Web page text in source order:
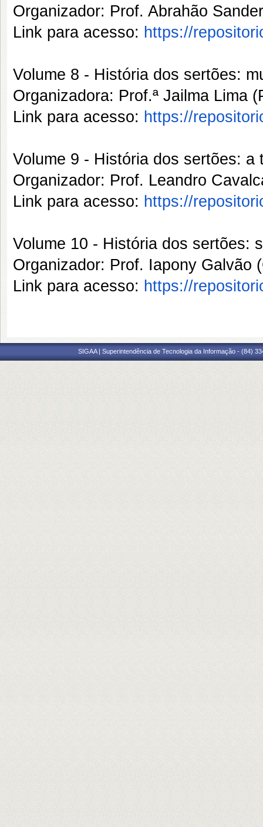
Organizador: Prof. Abrahão
Link para acesso: https://
Volume 8 - História dos sertões:
Organizadora: Prof.ª Jailma Lima
Link para acesso: https://
Volume 9 - História dos sertões: a
Organizador: Prof. Leandro
Link para acesso: https://
Volume 10 - História dos sertões:
Organizador: Prof. Iapony Galvão
Link para acesso: https://
SIGAA | Superintendência de Tecnologia da Informação - (84)